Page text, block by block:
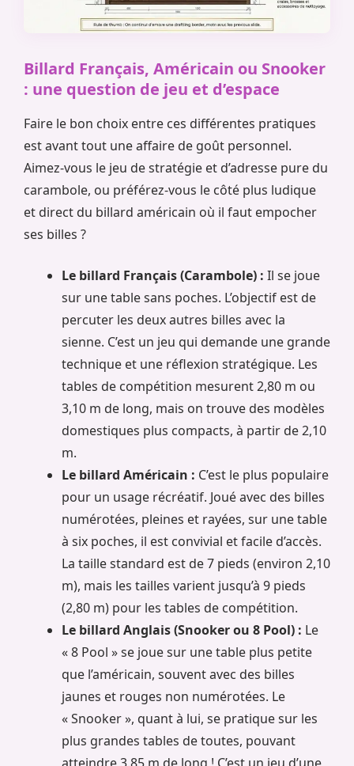
Billard Français, Américain ou Snooker
: une question de jeu et d’espace
Faire le bon choix entre ces différentes pratiques
est avant tout une affaire de goût personnel.
Aimez-vous le jeu de stratégie et d’adresse pure du
carambole, ou préférez-vous le côté plus ludique
et direct du billard américain où il faut empocher
ses billes ?
Le billard Français (Carambole) : Il se joue
sur une table sans poches. L’objectif est de
percuter les deux autres billes avec la
sienne. C’est un jeu qui demande une grande
technique et une réflexion stratégique. Les
tables de compétition mesurent 2,80 m ou
3,10 m de long, mais on trouve des modèles
domestiques plus compacts, à partir de 2,10
m.
Le billard Américain : C’est le plus populaire
pour un usage récréatif. Joué avec des billes
numérotées, pleines et rayées, sur une table
à six poches, il est convivial et facile d’accès.
La taille standard est de 7 pieds (environ 2,10
m), mais les tailles varient jusqu’à 9 pieds
(2,80 m) pour les tables de compétition.
Le billard Anglais (Snooker ou 8 Pool) : Le
« 8 Pool » se joue sur une table plus petite
que l’américain, souvent avec des billes
jaunes et rouges non numérotées. Le
« Snooker », quant à lui, se pratique sur les
plus grandes tables de toutes, pouvant